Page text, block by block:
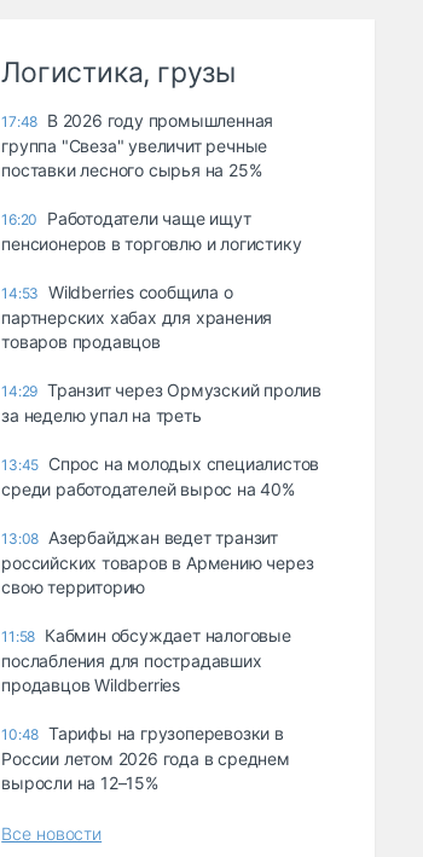
Логистика, грузы
17:48 В 2026 году промышленная
группа "Свеза" увеличит речные
поставки лесного сырья на 25%
16:20
Работодатели чаще ищут
пенсионеров в торговлю и логистику
14:53
Wildberries сообщила о
партнерских хабах для хранения
товаров продавцов
14:29 Транзит через Ормузский пролив
за неделю упал на треть
13:45 Спрос на молодых специалистов
среди работодателей вырос на 40%
13:08 Азербайджан ведет транзит
российских товаров в Армению через
свою территорию
11:58 Кабмин обсуждает налоговые
послабления для пострадавших
продавцов Wildberries
10:48 Тарифы на грузоперевозки в
России летом 2026 года в среднем
выросли на 12–15%
Все новости